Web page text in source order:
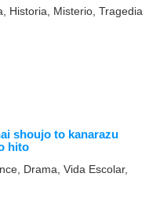
Historia, Misterio, Tragedia
shoujo to kanarazu
hito
Drama, Vida Escolar,